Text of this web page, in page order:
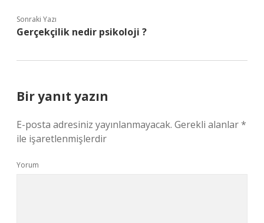
Sonraki Yazı
Gerçekçilik nedir psikoloji ?
Bir yanıt yazın
E-posta adresiniz yayınlanmayacak. Gerekli alanlar*
ile işaretlenmişlerdir
Yorum